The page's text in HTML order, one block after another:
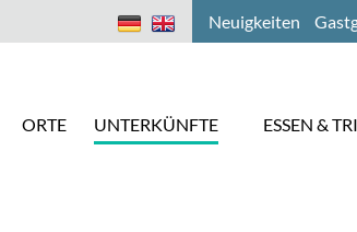
Neuigkeiten
ORTE UNTERKÜNFTE ESSEN &